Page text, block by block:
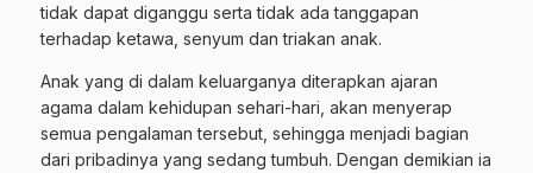
tidak dapat diganggu serta tidak ada tanggapan
terhadap ketawa, senyum dan triakan anak.
Anak yang di dalam keluarganya diterapkan ajaran
agama dalam kehidupan sehari-hari, akan menyerap
semua pengalaman tersebut, sehingga menjadi bagian
dari pribadinya yang sedang tumbuh. Dengan demikian ia